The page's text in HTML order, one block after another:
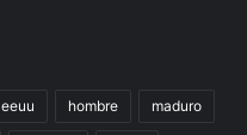
eeuu hombre maduro